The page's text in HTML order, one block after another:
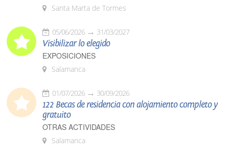
Santa Marta de Tormes
05/06/2026 31/03/2027
Visibilizar lo elegido
EXPOSICIONES
Salamanca
01/07/2026 30/09/2026
122 Becas de residencia con alojamiento completo y
gratuito
OTRAS ACTIVIDADES
Salamanca